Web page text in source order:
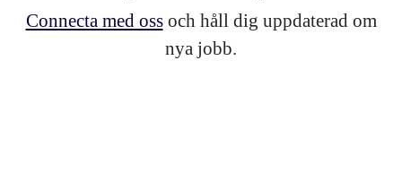
Connecta med ossoch håll dig uppdaterad om
nya jobb.